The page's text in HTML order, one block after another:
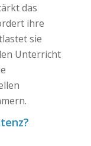
das
ihre
sie
Unterricht